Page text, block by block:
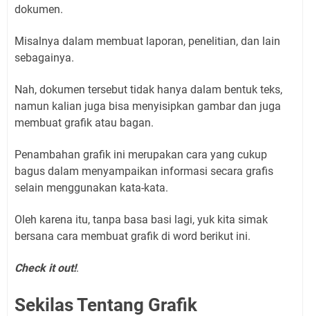
dokumen.
Misalnya dalam membuat laporan, penelitian, dan lain
sebagainya.
Nah, dokumen tersebut tidak hanya dalam bentuk teks,
namun kalian juga bisa menyisipkan gambar dan juga
membuat grafik atau bagan.
Penambahan grafik ini merupakan cara yang cukup
bagus dalam menyampaikan informasi secara grafis
selain menggunakan kata-kata.
Oleh karena itu, tanpa basa basi lagi, yuk kita simak
bersana cara membuat grafik di word berikut ini.
Check it out!.
Sekilas Tentang Grafik